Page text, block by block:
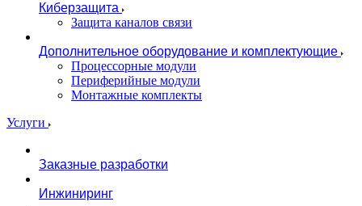
Киберзащита
Защита каналов связи
Дополнительное оборудование и комплектующие
Процессорные модули
Периферийные модули
Монтажные комплекты
Услуги
Заказные разработки
Инжиниринг